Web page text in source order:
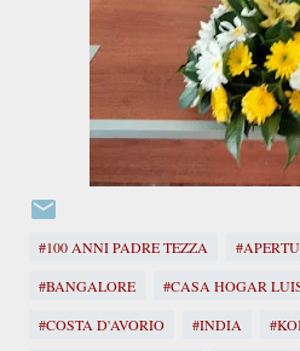
#100 ANNI PADRE TEZZA
#BANGALORE
#CASA HOGAR
#COSTA D'AVORIO
#INDIA